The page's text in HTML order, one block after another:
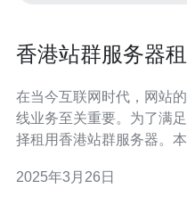
香港站群服务器
在当今互联网时代，网站
线业务至关重要。为了满
择租用香港站群服务器。
群服务器是指位于香港的
2025年3月26日